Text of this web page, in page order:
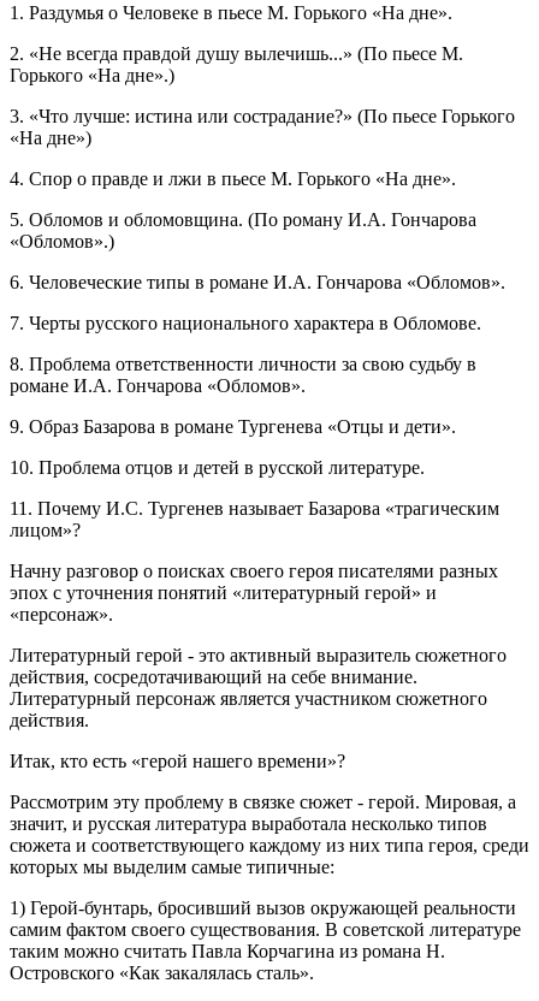
1. Раздумья о Человеке в пьесе М. Горького «На дне».
2. «Не всегда правдой душу вылечишь...» (По пьесе М.
Горького «На дне».)
3. «Что лучше: истина или сострадание?» (По пьесе Горького
«На дне»)
4. Спор о правде и лжи в пьесе М. Горького «На дне».
5. Обломов и обломовщина. (По роману И.А. Гончарова
«Обломов».)
6. Человеческие типы в романе И.А. Гончарова «Обломов».
7. Черты русского национального характера в Обломове.
8. Проблема ответственности личности за свою судьбу в
романе И.А. Гончарова «Обломов».
9. Образ Базарова в романе Тургенева «Отцы и дети».
10. Проблема отцов и детей в русской литературе.
11. Почему И.С. Тургенев называет Базарова «трагическим
лицом»?
Начну разговор о поисках своего героя писателями разных
эпох с уточнения понятий «литературный герой» и
«персонаж».
Литературный герой - это активный выразитель сюжетного
действия, сосредотачивающий на себе внимание.
Литературный персонаж является участником сюжетного
действия.
Итак, кто есть «герой нашего времени»?
Рассмотрим эту проблему в связке сюжет - герой. Мировая, а
значит, и русская литература выработала несколько типов
сюжета и соответствующего каждому из них типа героя, среди
которых мы выделим самые типичные:
1) Герой-бунтарь, бросивший вызов окружающей реальности
самим фактом своего существования. В советской литературе
таким можно считать Павла Корчагина из романа Н.
Островского «Как закалялась сталь».